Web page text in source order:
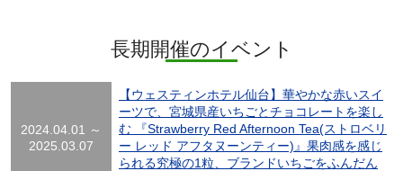
長期開催のイベント
2024.04.01 ～
2025.03.07
【ウェスティンホテル仙台】華やかな赤いスイ
ーツで、宮城県産いちごとチョコレートを楽し
む 『Strawberry Red Afternoon Tea(ストロベリ
ー レッド アフタヌーンティー)』果肉感を感じ
られる究極の1粒、ブランドいちごをふんだん